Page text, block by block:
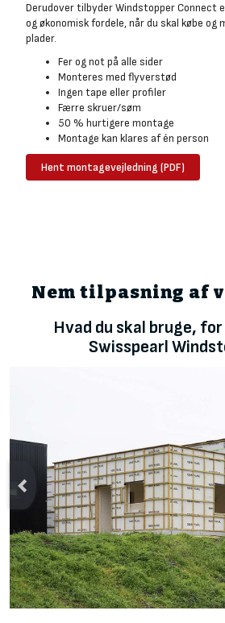
Derudover tilbyder Windstopper Connect
og økonomisk fordele, når du skal købe
plader.
Fer og not på alle sider
Monteres med flyverstød
Ingen tape eller profiler
Færre skruer/søm
50 % hurtigere montage
Montage kan klares af én person
Hent montagevejledning (PDF)
Nem tilpasning af
Hvad du skal bruge,
Swisspearl